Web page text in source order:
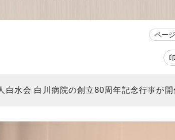
ペー
水会 白川病院の創立80周年記念行事が開